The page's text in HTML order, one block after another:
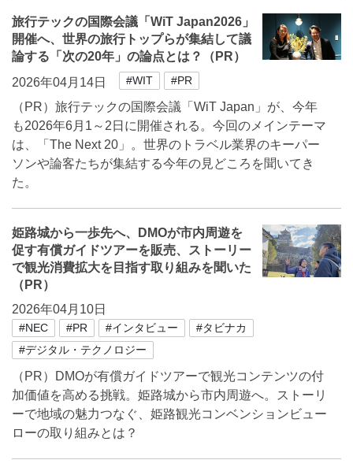
旅行テックの国際会議「WiT Japan2026」
開催へ、世界の旅行トップらが集結して議
論する「次の20年」の論点とは？（PR）
2026年04月14日
#WIT #PR
（PR）旅行テックの国際会議「WiT Japan」が、今年
も2026年6月1～2日に開催される。今回のメインテーマ
は、「The Next 20」。世界のトラベル業界のキーパー
ソンや論客たちが集結する今年の見どころを聞いてき
た。
姫路城から一歩先へ、DMOが市内周遊を
促す有償ガイドツアーを販売、ストーリー
で観光消費拡大を目指す取り組みを聞いた
（PR）
2026年04月10日
#NEC #PR #インタビュー
#タビナカ
#デジタル・テクノロジー
（PR）DMOが有償ガイドツアーで観光コンテンツの付
加価値を高める挑戦。姫路城から市内周遊へ。ストーリ
ーで地域の魅力つなぐ、姫路観光コンベンションビュー
ローの取り組みとは？